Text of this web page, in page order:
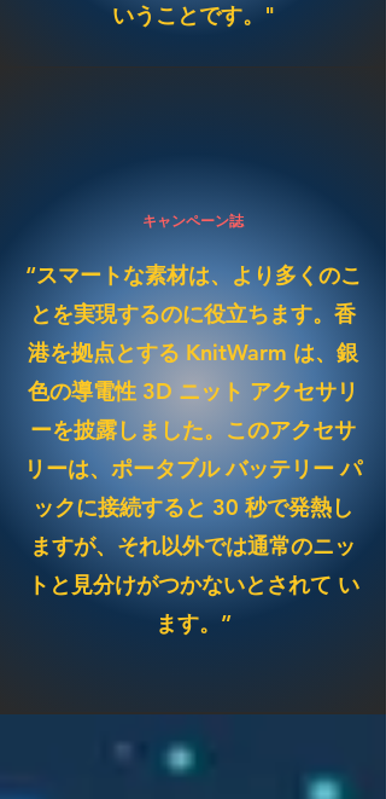
いうことです。"
キャンペーン誌
“スマートな素材は、より多くのこ
とを実現するのに役立ちます。香
港を拠点とする KnitWarm は、銀
色の導電性 3D ニット アクセサリ
ーを披露しました。このアクセサ
リーは、ポータブル バッテリー パ
ックに接続すると 30 秒で発熱し
ますが、それ以外では通常のニッ
トと見分けがつかないとされて い
ます。”